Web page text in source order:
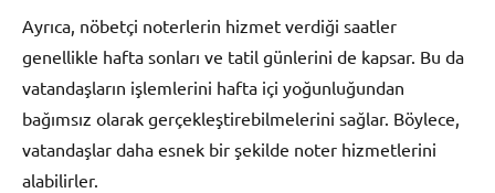
Ayrıca, nöbetçi noterlerin hizmet verdiği saatler
genellikle hafta sonları ve tatil günlerini de kapsar. Bu da
vatandaşların işlemlerini hafta içi yoğunluğundan
bağımsız olarak gerçekleştirebilmelerini sağlar. Böylece,
vatandaşlar daha esnek bir şekilde noter hizmetlerini
alabilirler.